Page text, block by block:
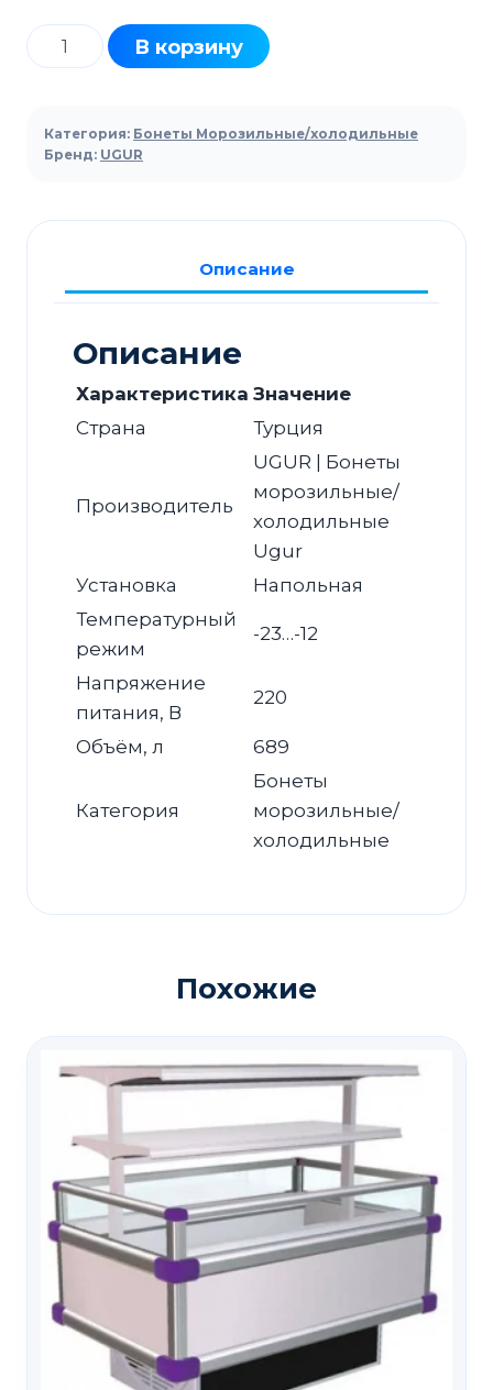
Количество
товара
бонета
UGUR
SF
1850
В корзину
Категория: Бонеты Морозильные/холодильные
Бренд: UGUR
Описание
Описание
Характеристика Значение
Страна
Турция
Производитель
UGUR | Бонеты
морозильные/
холодильные
Ugur
Установка
Напольная
Температурный
режим
-23…-12
Напряжение
питания, В
220
Объём, л 689
Категория
Бонеты
морозильные/
холодильные
Похожие